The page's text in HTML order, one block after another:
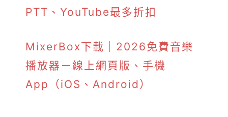
PTT、YouTube最多折扣
MixerBox下載｜2026免費音樂
播放器－線上網頁版、手機
App（iOS、Android）